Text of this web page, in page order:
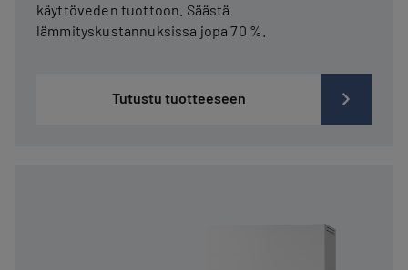
käyttöveden tuottoon. Säästä
lämmityskustannuksissa jopa 70 %.
Tutustu tuotteeseen